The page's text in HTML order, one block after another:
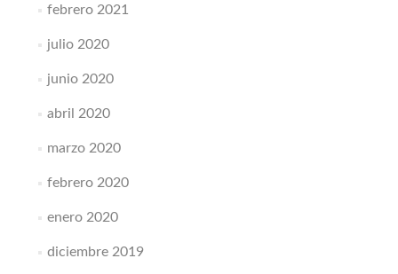
febrero 2021
julio 2020
junio 2020
abril 2020
marzo 2020
febrero 2020
enero 2020
diciembre 2019